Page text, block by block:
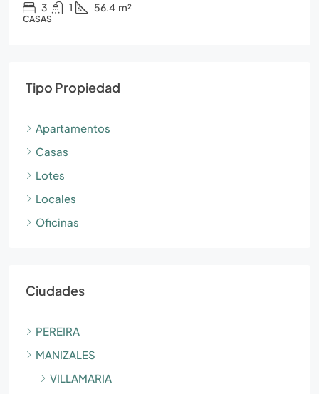
3 1 56.4 m²
CASAS
Tipo Propiedad
Apartamentos
Casas
Lotes
Locales
Oficinas
Ciudades
PEREIRA
MANIZALES
VILLAMARIA